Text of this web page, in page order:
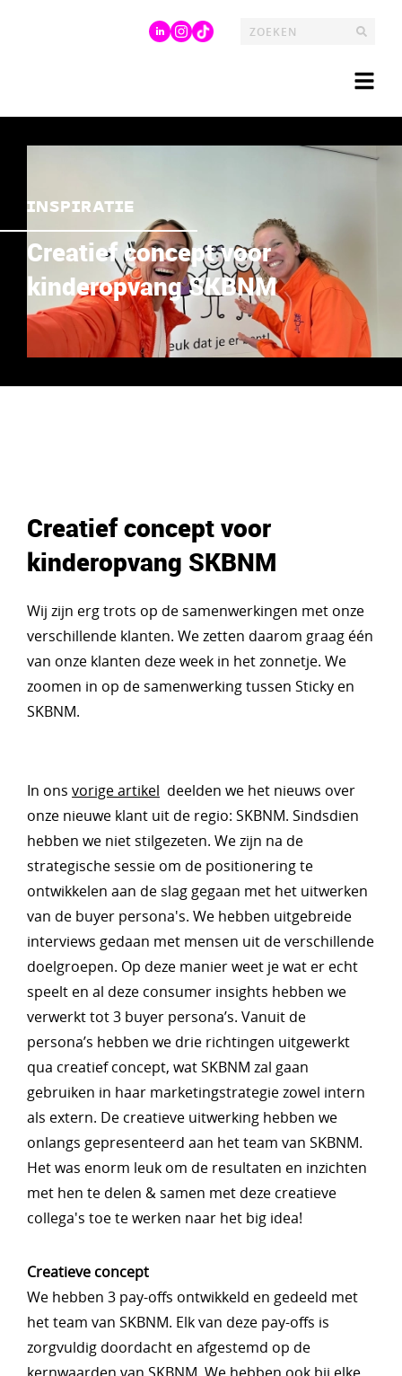
INSPIRATIE
Creatief concept voor
kinderopvang SKBNM
Creatief concept voor
kinderopvang SKBNM
Wij zijn erg trots op de samenwerkingen met onze
verschillende klanten. We zetten daarom graag één
van onze klanten deze week in het zonnetje. We
zoomen in op de samenwerking tussen Sticky en
SKBNM.
In ons vorige artikel deelden we het nieuws over
onze nieuwe klant uit de regio: SKBNM. Sindsdien
hebben we niet stilgezeten. We zijn na de
strategische sessie om de positionering te
ontwikkelen aan de slag gegaan met het uitwerken
van de buyer persona's. We hebben uitgebreide
interviews gedaan met mensen uit de verschillende
doelgroepen. Op deze manier weet je wat er echt
speelt en al deze consumer insights hebben we
verwerkt tot 3 buyer persona’s. Vanuit de
persona’s hebben we drie richtingen uitgewerkt
qua creatief concept, wat SKBNM zal gaan
gebruiken in haar marketingstrategie zowel intern
als extern. De creatieve uitwerking hebben we
onlangs gepresenteerd aan het team van SKBNM.
Het was enorm leuk om de resultaten en inzichten
met hen te delen & samen met deze creatieve
collega's toe te werken naar het big idea!
Creatieve concept
We hebben 3 pay-offs ontwikkeld en gedeeld met
het team van SKBNM. Elk van deze pay-offs is
zorgvuldig doordacht en afgestemd op de